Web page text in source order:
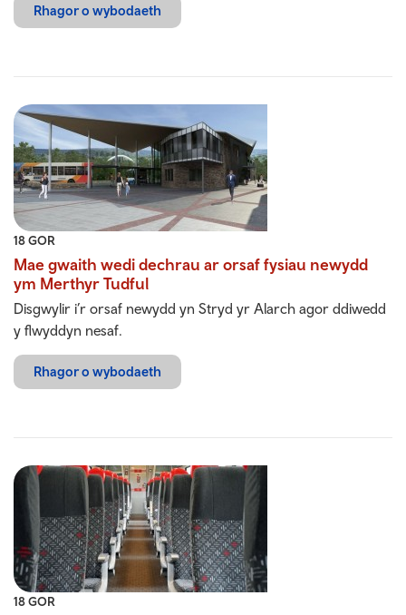
Rhagor o wybodaeth
18 GOR
Mae gwaith wedi dechrau ar orsaf fysiau newydd
ym Merthyr Tudful
Disgwylir i’r orsaf newydd yn Stryd yr Alarch agor ddiwedd
y flwyddyn nesaf.
Rhagor o wybodaeth
18 GOR